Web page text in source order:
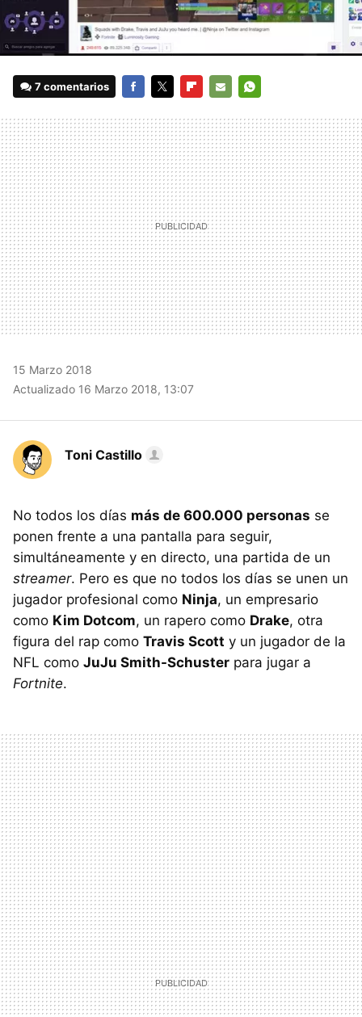
7 comentarios
MAIL
15 Marzo 2018
Actualizado 16 Marzo 2018, 13:07
Toni Castillo
No todos los días más de 600.000 personas se
ponen frente a una pantalla para seguir,
simultáneamente y en directo, una partida de un
streamer. Pero es que no todos los días se unen un
jugador profesional como Ninja, un empresario
como Kim Dotcom, un rapero como Drake, otra
figura del rap como Travis Scott y un jugador de la
NFL como JuJu Smith-Schuster para jugar a
Fortnite.